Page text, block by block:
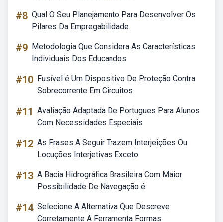
#8 Qual O Seu Planejamento Para Desenvolver Os
Pilares Da Empregabilidade
#9 Metodologia Que Considera As Características
Individuais Dos Educandos
#10 Fusível é Um Dispositivo De Proteção Contra
Sobrecorrente Em Circuitos
#11 Avaliação Adaptada De Portugues Para Alunos
Com Necessidades Especiais
#12 As Frases A Seguir Trazem Interjeições Ou
Locuções Interjetivas Exceto
#13 A Bacia Hidrográfica Brasileira Com Maior
Possibilidade De Navegação é
#14 Selecione A Alternativa Que Descreve
Corretamente A Ferramenta Formas: